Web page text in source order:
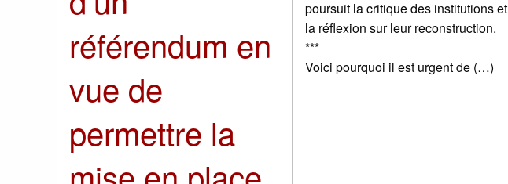
référendum en
vue de
permettre la
poursuit la critique des institutions et
la réflexion sur leur reconstruction.
***
Voici pourquoi il est urgent de (…)